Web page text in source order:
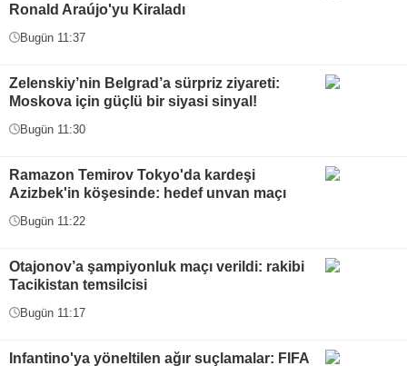
Ronald Araújo'yu Kiraladı
Bugün 11:37
Zelenskiy’nin Belgrad’a sürpriz ziyareti:
Moskova için güçlü bir siyasi sinyal!
Bugün 11:30
Ramazon Temirov Tokyo'da kardeşi
Azizbek'in köşesinde: hedef unvan maçı
Bugün 11:22
Otajonov’a şampiyonluk maçı verildi: rakibi
Tacikistan temsilcisi
Bugün 11:17
Infantino'ya yöneltilen ağır suçlamalar: FIFA